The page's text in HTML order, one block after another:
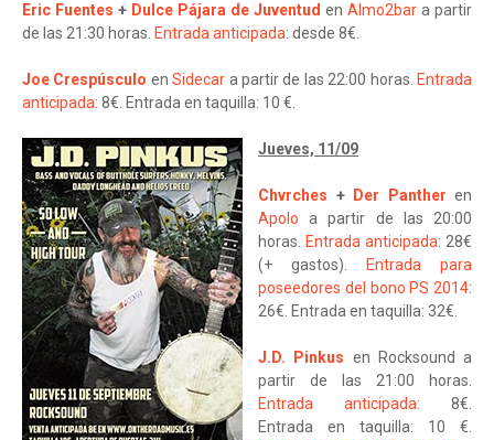
Eric Fuentes + Dulce Pájara de Juventud en Almo2bar a partir
de las 21:30 horas. Entrada anticipada: desde 8€.
Joe Crespúsculo enSidecar a partir de las 22:00 horas. Entrada
anticipada: 8€. Entrada en taquilla: 10 €.
Jueves, 11/09
Chvrches + Der Panther en
Apolo a partir de las 20:00
horas. Entrada anticipada: 28€
(+ gastos).
Entrada para
poseedores del bono PS 2014:
26€. Entrada en taquilla: 32€.
J.D. Pinkus en Rocksound a
partir de las 21:00 horas.
Entrada anticipada: 8€.
Entrada en taquilla: 10 €.